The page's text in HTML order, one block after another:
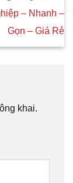
– Nhanh –
Gọn – Giá Rẻ
khai.